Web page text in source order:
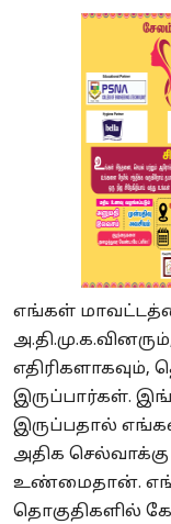
எங்கள்
எதிரிகளாகவும்,
இருப்பார்கள்.
இருப்பதால்
அதிக
உண்மைதான்.
தொகுதிகளில்